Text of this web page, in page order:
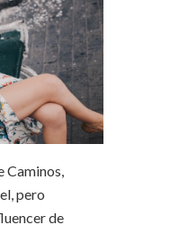
Caminos,
pero
de